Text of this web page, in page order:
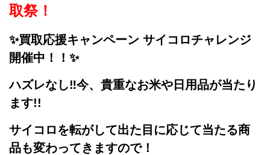
取祭！
✨買取応援キャンペーン サイコロチャレンジ
開催中！！✨
ハズレなし‼今、貴重なお米や日用品が当たり
ます!!
サイコロを転がして出た目に応じて当たる商
品も変わってきますので！